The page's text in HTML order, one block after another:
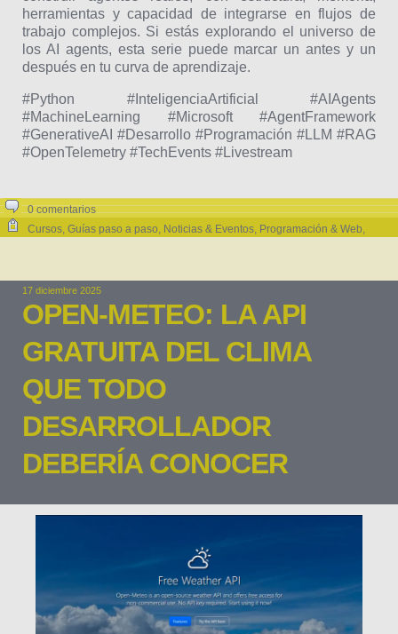
herramientas y capacidad de integrarse en flujos de
trabajo complejos. Si estás explorando el universo de
los AI agents, esta serie puede marcar un antes y un
después en tu curva de aprendizaje.
#Python #InteligenciaArtificial #AIAgents
#MachineLearning #Microsoft #AgentFramework
#GenerativeAI #Desarrollo #Programación #LLM #RAG
#OpenTelemetry #TechEvents #Livestream
0 comentarios
Cursos, Guías paso a paso, Noticias & Eventos, Programación & Web,
17 diciembre 2025
OPEN-METEO: LA API
GRATUITA DEL CLIMA
QUE TODO
DESARROLLADOR
DEBERÍA CONOCER